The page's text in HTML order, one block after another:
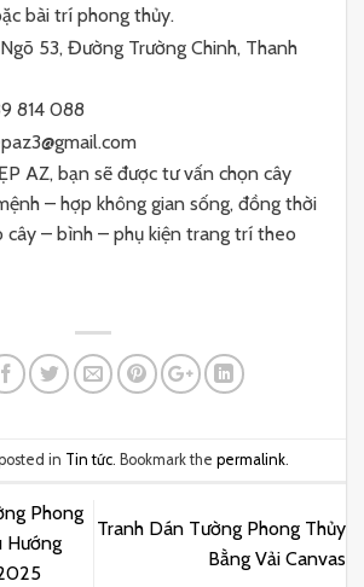
bài trí phong thủy.
53, Đường Trường Chinh, Thanh
814 088
AZ, bạn sẽ được tư vấn chọn cây
– hợp không gian sống, đồng thời
cây – bình – phụ kiện trang trí theo
in Tin tức. Bookmark the permalink.
Phong
Hướng
Tranh Dán Tường Phong Thủy
Bằng Vải Canvas